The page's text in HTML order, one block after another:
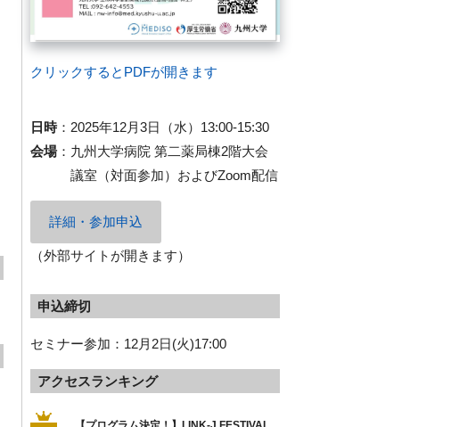
クリックするとPDFが開きます
日時： 2025年12月3日（水）13:00-15:30
会場： 九州大学病院 第二薬局棟2階大会
議室（対面参加）およびZoom配信
詳細・参加申込
（外部サイトが開きます）
申込締切
セミナー参加：12月2日(火)17:00
アクセスランキング